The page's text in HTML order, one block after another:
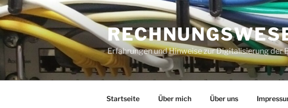
Zum
Inhalt
springen
Erfahrungen und Hinweise zur Digitalisierung der
Startseite Über mich Über uns